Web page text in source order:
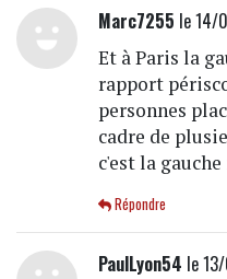
Marc7255 le 14/
Et à Paris la
rapport
personnes
cadre de
c'est la
Répondre
PaulLyon54 le